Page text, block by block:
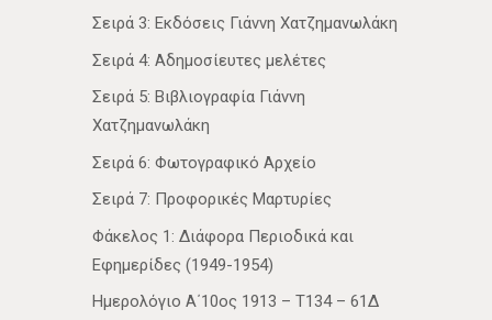
Σειρά 3: Εκδόσεις Γιάννη Χατζημανωλάκη
Σειρά 4: Αδημοσίευτες μελέτες
Σειρά 5: Βιβλιογραφία Γιάννη
Χατζημανωλάκη
Σειρά 6: Φωτογραφικό Αρχείο
Σειρά 7: Προφορικές Μαρτυρίες
Φάκελος 1: Διάφορα Περιοδικά και
Εφημερίδες (1949-1954)
Ημερολόγιο Α΄10ος 1913 – Τ134 – 61Δ